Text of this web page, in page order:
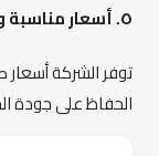
٥. أسعار مناسبة ومنافسة
توفر الشركة أسعار
الحفاظ على جودة